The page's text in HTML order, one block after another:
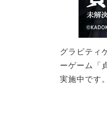
グラビティ
ーゲーム「
実施中です